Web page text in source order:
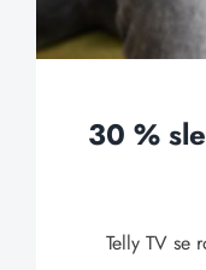
30 %
Telly TV se